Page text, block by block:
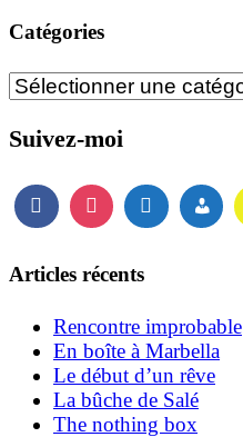
Catégories
Catégories
Suivez-moi
Articles récents
Rencontre improbable
En boîte à Marbella
Le début d’un rêve
La bûche de Salé
The nothing box